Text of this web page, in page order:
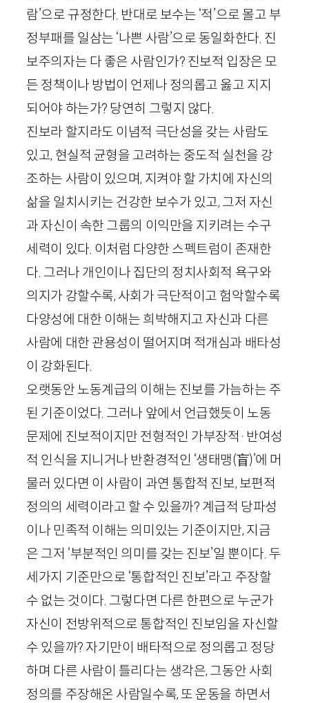
람’으로 규정한다. 반대로 보수는 ‘적’으로 몰고 부
정부패를 일삼는 ‘나쁜 사람’으로 동일화한다. 진
보주의자는 다 좋은 사람인가? 진보적 입장은 모
든 정책이나 방법이 언제나 정의롭고 옳고 지지
되어야 하는가? 당연히 그렇지 않다.
진보라 할지라도 이념적 극단성을 갖는 사람도
있고, 현실적 균형을 고려하는 중도적 실천을 강
조하는 사람이 있으며, 지켜야 할 가치에 자신의
삶을 일치시키는 건강한 보수가 있고, 그저 자신
과 자신이 속한 그룹의 이익만을 지키려는 수구
세력이 있다. 이처럼 다양한 스펙트럼이 존재한
다. 그러나 개인이나 집단의 정치사회적 욕구와
의지가 강할수록, 사회가 극단적이고 험악할수록
다양성에 대한 이해는 희박해지고 자신과 다른
사람에 대한 관용성이 떨어지며 적개심과 배타성
이 강화된다.
오랫동안 노동계급의 이해는 진보를 가늠하는 주
된 기준이었다. 그러나 앞에서 언급했듯이 노동
문제에 진보적이지만 전형적인 가부장적 · 반여성
적 인식을 지니거나 반환경적인 ‘생태맹(盲)’에 머
물러 있다면 이 사람이 과연 통합적 진보, 보편적
정의의 세력이라고 할 수 있을까? 계급적 당파성
이나 민족적 이해는 의미있는 기준이지만, 지금
은 그저 ‘부분적인 의미를 갖는 진보’일 뿐이다. 두
세가지 기준만으로 ‘통합적인 진보’라고 주장할
수 없는 것이다. 그렇다면 다른 한편으로 누군가
자신이 전방위적으로 통합적인 진보임을 자신할
수 있을까? 자기만이 배타적으로 정의롭고 정당
하며 다른 사람이 틀리다는 생각은, 그동안 사회
정의를 주장해온 사람일수록, 또 운동을 하면서